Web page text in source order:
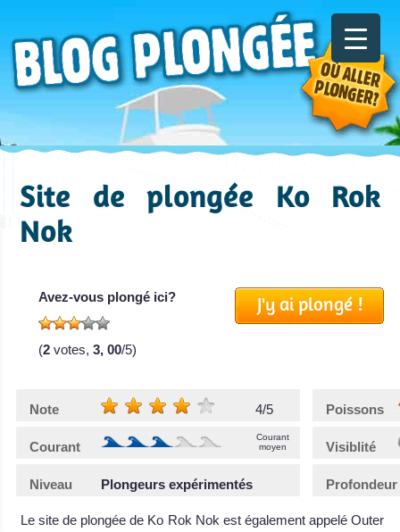
Site de plongée Ko Rok
Nok
J'y ai plongé !
Avez-vous plongé ici?
(2 votes, 3, 00/5)
Note 4/5 Poissons
Courant
Courant
moyen
Visiblité
Niveau Plongeurs expérimentés Profondeur
Le site de plongée de Ko Rok Nok est également appelé Outer